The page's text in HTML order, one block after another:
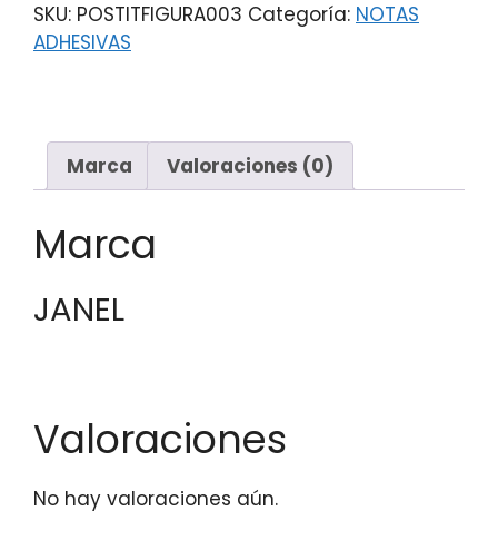
SKU: POSTITFIGURA003 Categoría: NOTAS
ADHESIVAS
Marca Valoraciones (0)
Marca
JANEL
Valoraciones
No hay valoraciones aún.